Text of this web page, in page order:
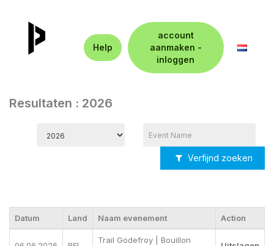
Help
account
aanmaken -
inloggen
Resultaten : 2026
Verfijnd zoeken
Datum Land Naam evenement Action
Trail Godefroy | Bouillon